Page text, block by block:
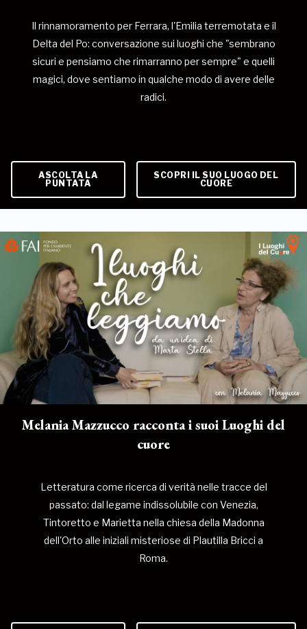
Il rinnamoramento per Ferrara, l'Emilia terremotata e il
Delta del Po: conversazione sui luoghi che "sembrano
sicuri e pensiamo che rimarranno per sempre" e quelli
magici, dove sentiamo in qualche modo di avere delle
radici.
ASCOLTA LA
PUNTATA
SCOPRI IL SUO LUOGO DEL
CUORE
Melania Mazzucco racconta i suoi Luoghi del
cuore
Letteratura come ricerca di verità nelle tracce del
passato: dal legame indissolubile con Venezia,
Tintoretto e Marietta nella chiesa della Madonna
dell'Orto alle iniziali misteriose di Plautilla Bricci a
Roma.